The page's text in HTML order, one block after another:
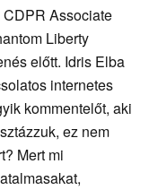
CDPR Associate
Liberty
előtt. Idris Elba
internetes
kommentelőt, aki
ez nem
Mert mi